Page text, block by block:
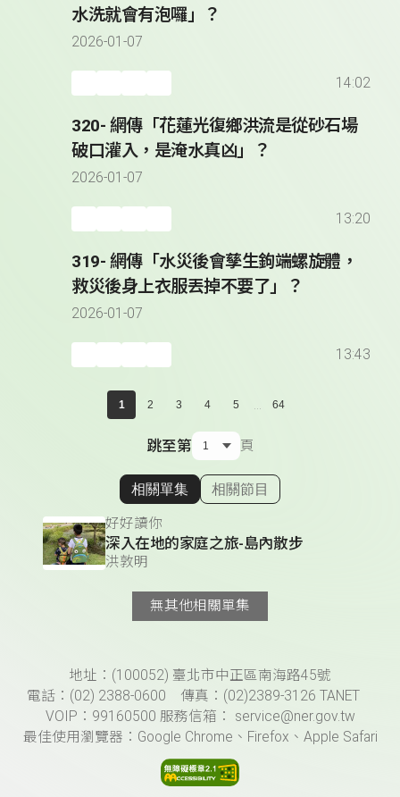
水洗就會有泡囉」？
2026-01-07
14:02
320- 網傳「花蓮光復鄉洪流是從砂石場
破口灌入，是淹水真凶」？
2026-01-07
13:20
319- 網傳「水災後會孳生鉤端螺旋體，
救災後身上衣服丟掉不要了」？
2026-01-07
13:43
1 2 3 4 5 ... 64
跳至第 頁
顯示相關單集
相關單集 相關節目
好好讀你
深入在地的家庭之旅-島內散步
洪敦明
無其他相關單集
頁尾資訊地址：(100052) 臺北市中正區南海路45號
電話：(02) 2388-0600 傳真：(02)2389-3126 TANET
VOIP：99160500 服務信箱： service@ner.gov.tw
最佳使用瀏覽器：Google Chrome、Firefox、Apple Safari